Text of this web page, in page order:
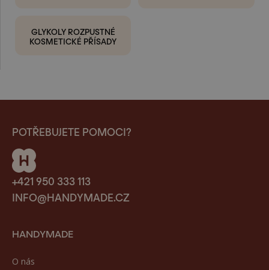
GLYKOLY ROZPUSTNÉ
KOSMETICKÉ PŘÍSADY
POTŘEBUJETE POMOCI?
+421 950 333 113
INFO@HANDYMADE.CZ
HANDYMADE
O nás